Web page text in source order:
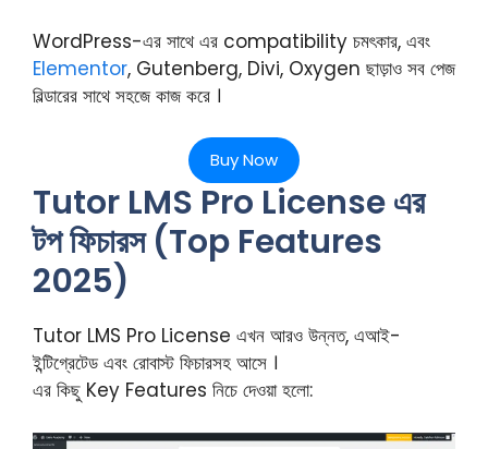
WordPress-এর সাথে এর compatibility চমৎকার, এবং
Elementor, Gutenberg, Divi, Oxygen ছাড়াও সব পেজ
বিল্ডারের সাথে সহজে কাজ করে ।
Buy Now
Tutor LMS Pro License এর
টপ ফিচারস (Top Features
2025)
Tutor LMS Pro License এখন আরও উন্নত, এআই-
ইন্টিগ্রেটেড এবং রোবাস্ট ফিচারসহ আসে ।
এর কিছু Key Features নিচে দেওয়া হলো: